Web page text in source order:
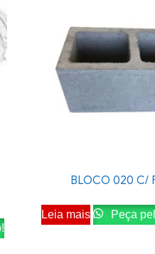
BLOCO 020 C/
Leia mais Peça